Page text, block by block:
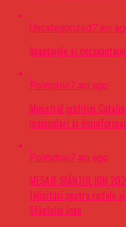
Uncategorized7 ani
Avantajele si
Politichie7 ani ago
Ministrul justitiei
manipulari si
Politichie7 ani ago
MESAJE SFÂNTUL ION
felicitări pentru rudele
Sfântului Ioan